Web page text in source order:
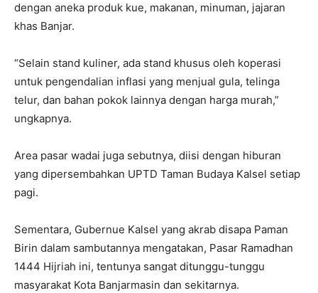
dengan aneka produk kue, makanan, minuman, jajaran
khas Banjar.
“Selain stand kuliner, ada stand khusus oleh koperasi
untuk pengendalian inflasi yang menjual gula, telinga
telur, dan bahan pokok lainnya dengan harga murah,”
ungkapnya.
Area pasar wadai juga sebutnya, diisi dengan hiburan
yang dipersembahkan UPTD Taman Budaya Kalsel setiap
pagi.
Sementara, Gubernue Kalsel yang akrab disapa Paman
Birin dalam sambutannya mengatakan, Pasar Ramadhan
1444 Hijriah ini, tentunya sangat ditunggu-tunggu
masyarakat Kota Banjarmasin dan sekitarnya.